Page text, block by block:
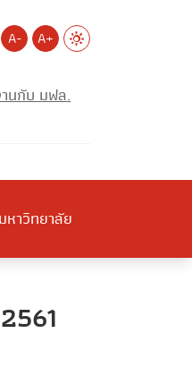
A- A+
นกับ มฟล.
หาวิทยาลัย